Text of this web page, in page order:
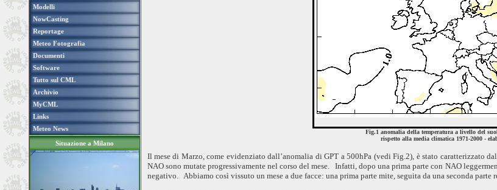
Modelli
NowCasting
Reportage
Meteo Fotografia
Documenti
Software
Tutto sul CML
Archivio
MyCML
Links
Meteo News
Situazione a Milano
Fig.1 anomalia della temperatura a livello del
rispetto alla media climatica 1971-2000 -
Il mese di Marzo, come evidenziato dall’anomalia di GPT a 500hPa (vedi Fig.2), è stato
NAO sono mutate progressivamente nel corso del mese. Infatti, dopo una prima parte con NAO
negativo. Abbiamo così vissuto un mese a due facce: una prima parte mite, seguita da una seconda parte